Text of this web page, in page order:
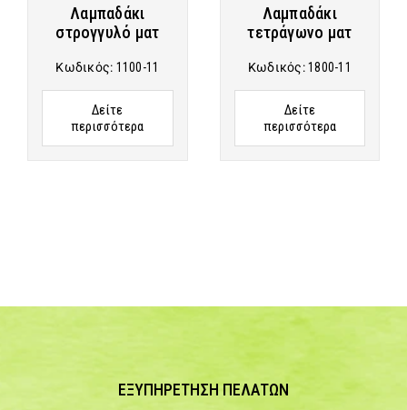
Λαμπαδάκι
στρογγυλό ματ
Κωδικός: 1100-11
Δείτε
περισσότερα
Λαμπαδάκι
τετράγωνο ματ
Κωδικός:1800-11
Δείτε
περισσότερα
ΕΞΥΠΗΡΕΤΗΣΗ ΠΕΛΑΤΩΝ